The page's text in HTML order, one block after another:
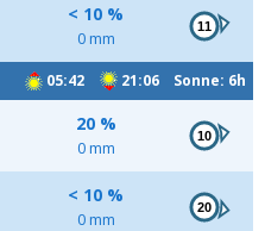
< 10 %
0 mm
11
05:42 21:06 Sonne: 6h
20 %
0 mm
10
< 10 %
0 mm
20